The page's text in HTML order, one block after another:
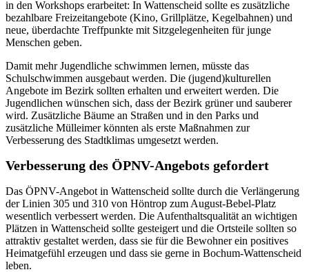
in den Workshops erarbeitet: In Wattenscheid sollte es zusätzliche
bezahlbare Freizeitangebote (Kino, Grillplätze, Kegelbahnen) und
neue, überdachte Treffpunkte mit Sitzgelegenheiten für junge
Menschen geben.
Damit mehr Jugendliche schwimmen lernen, müsste das
Schulschwimmen ausgebaut werden. Die (jugend)kulturellen
Angebote im Bezirk sollten erhalten und erweitert werden. Die
Jugendlichen wünschen sich, dass der Bezirk grüner und sauberer
wird. Zusätzliche Bäume an Straßen und in den Parks und
zusätzliche Mülleimer könnten als erste Maßnahmen zur
Verbesserung des Stadtklimas umgesetzt werden.
Verbesserung des ÖPNV-Angebots gefordert
Das ÖPNV-Angebot in Wattenscheid sollte durch die Verlängerung
der Linien 305 und 310 von Höntrop zum August-Bebel-Platz
wesentlich verbessert werden. Die Aufenthaltsqualität an wichtigen
Plätzen in Wattenscheid sollte gesteigert und die Ortsteile sollten so
attraktiv gestaltet werden, dass sie für die Bewohner ein positives
Heimatgefühl erzeugen und dass sie gerne in Bochum-Wattenscheid
leben.